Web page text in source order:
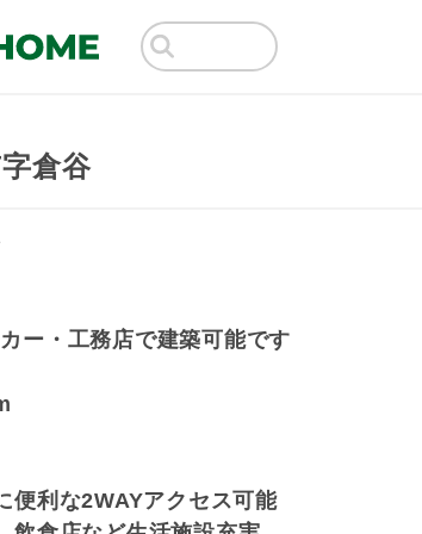
倉谷
ー・工務店で建築可能です
便利な2WAYアクセス可能